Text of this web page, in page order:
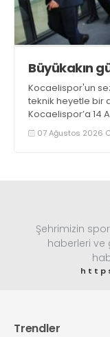
Büyükakın
Kocaelispor'un
teknik heyetle bir
Kocaelispor’a 14
maratonunda
07 Ağustos 2026
Şehrimizin
haberleri
Trendler